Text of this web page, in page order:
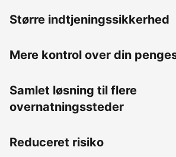
Større indtjeningssikkerhed
Mere kontrol over din
Samlet løsning til flere
overnatningssteder
Reduceret risiko